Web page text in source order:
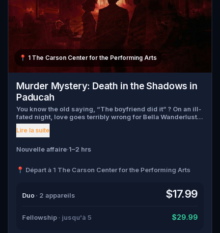
📍 1 The Carson Center for the Performing Arts
Murder Mystery: Death in the Shadows in
Paducah
You know the old saying, “The boyfriend did it” ? On an ill-
fated night, love goes terribly wrong for Bella Wanderlust
and Walter Bridges . Bella, a famous travel blogger, was
found dead during a ghost tour led by the theatrical Percy
Walter, the obsessed boyfriend? Percy, the ghost tour
suspects, and expose the real murderer before they strike
Lire la suite
Nouvelle affaire·1–2 hrs
📍 Départ à 1 The Carson Center for the Performing Arts
Duo · 2 appareils $17.99
Fellowship · jusqu'à 5 $29.99